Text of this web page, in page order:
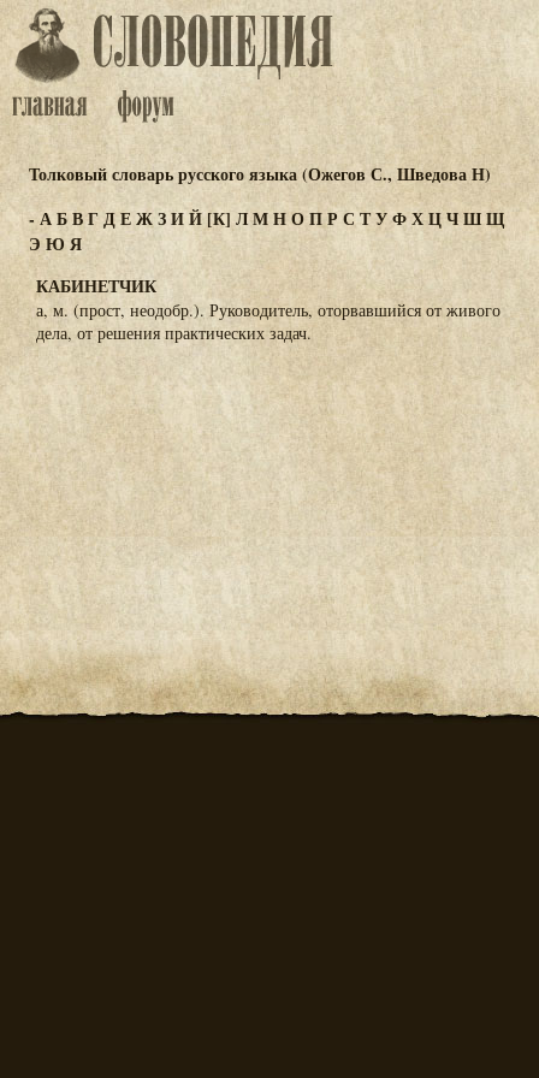
Толковый словарь русского языка (Ожегов С., Шведова Н)
-АБВГДЕЖЗИЙ[К] ЛМНОПР С ТУФХЦЧШЩ
Э Ю Я
КАБИНЕТЧИК
а, м. (прост, неодобр.). Руководитель, оторвавшийся от живого
дела, от решения практических задач.